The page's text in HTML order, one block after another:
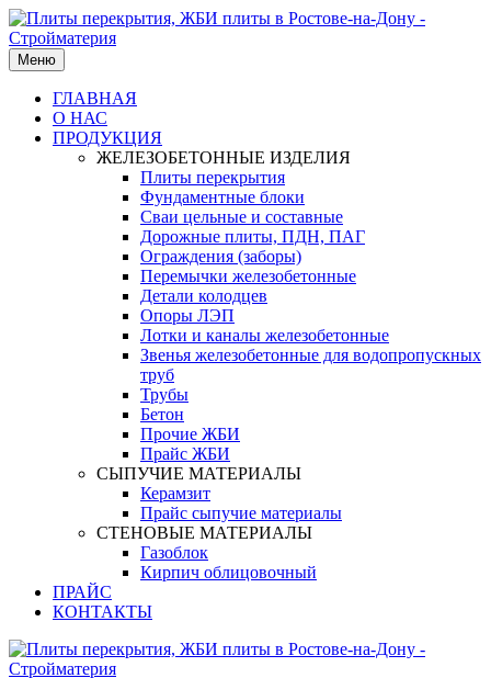
Меню
ГЛАВНАЯ
О НАС
ПРОДУКЦИЯ
ЖЕЛЕЗОБЕТОННЫЕ ИЗДЕЛИЯ
Плиты перекрытия
Фундаментные блоки
Сваи цельные и составные
Дорожные плиты, ПДН, ПАГ
Ограждения (заборы)
Перемычки железобетонные
Детали колодцев
Опоры ЛЭП
Лотки и каналы железобетонные
Звенья железобетонные для водопропускных
труб
Трубы
Бетон
Прочие ЖБИ
Прайс ЖБИ
СЫПУЧИЕ МАТЕРИАЛЫ
Керамзит
Прайс сыпучие материалы
СТЕНОВЫЕ МАТЕРИАЛЫ
Газоблок
Кирпич облицовочный
ПРАЙС
КОНТАКТЫ